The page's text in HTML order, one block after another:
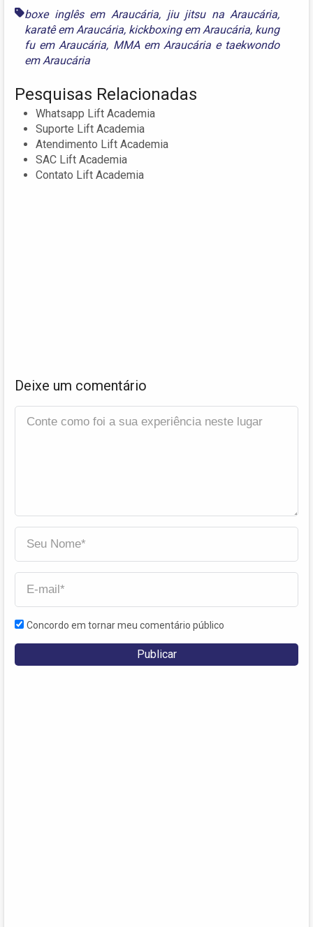
boxe inglês em Araucária, jiu jitsu na Araucária,
karatê em Araucária, kickboxing em Araucária, kung
fu em Araucária, MMA em Araucária e taekwondo
em Araucária
Pesquisas Relacionadas
Whatsapp Lift Academia
Suporte Lift Academia
Atendimento Lift Academia
SAC Lift Academia
Contato Lift Academia
Deixe um comentário
Concordo em tornar meu comentário público